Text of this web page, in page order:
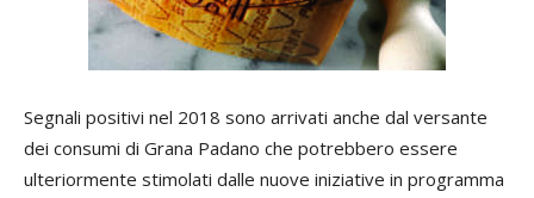
Segnali positivi nel 2018 sono arrivati anche dal versante
dei consumi di Grana Padano che potrebbero essere
ulteriormente stimolati dalle nuove iniziative in programma